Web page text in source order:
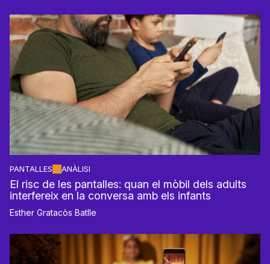
PANTALLES ANÀLISI
El risc de les pantalles: quan el mòbil dels adults
interfereix en la conversa amb els infants
Esther Gratacòs Batlle